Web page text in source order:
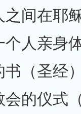
之间在耶
个人亲身
书（圣经
的仪式